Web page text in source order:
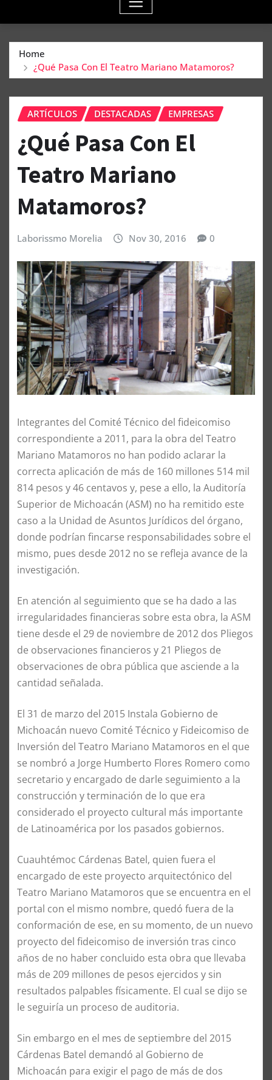
Home
¿Qué Pasa Con El Teatro Mariano Matamoros?
ARTÍCULOS DESTACADAS EMPRESAS
¿Qué Pasa Con El
Teatro Mariano
Matamoros?
Laborissmo Morelia Nov 30, 2016 0
Integrantes del Comité Técnico del fideicomiso
correspondiente a 2011, para la obra del Teatro
Mariano Matamoros no han podido aclarar la
correcta aplicación de más de 160 millones 514 mil
814 pesos y 46 centavos y, pese a ello, la Auditoría
Superior de Michoacán (ASM) no ha remitido este
caso a la Unidad de Asuntos Jurídicos del órgano,
donde podrían fincarse responsabilidades sobre el
mismo, pues desde 2012 no se refleja avance de la
investigación.
En atención al seguimiento que se ha dado a las
irregularidades financieras sobre esta obra, la ASM
tiene desde el 29 de noviembre de 2012 dos Pliegos
de observaciones financieros y 21 Pliegos de
observaciones de obra pública que asciende a la
cantidad señalada.
El 31 de marzo del 2015 Instala Gobierno de
Michoacán nuevo Comité Técnico y Fideicomiso de
Inversión del Teatro Mariano Matamoros en el que
se nombró a Jorge Humberto Flores Romero como
secretario y encargado de darle seguimiento a la
construcción y terminación de lo que era
considerado el proyecto cultural más importante
de Latinoamérica por los pasados gobiernos.
Cuauhtémoc Cárdenas Batel, quien fuera el
encargado de este proyecto arquitectónico del
Teatro Mariano Matamoros que se encuentra en el
portal con el mismo nombre, quedó fuera de la
conformación de ese, en su momento, de un nuevo
proyecto del fideicomiso de inversión tras cinco
años de no haber concluido esta obra que llevaba
más de 209 millones de pesos ejercidos y sin
resultados palpables físicamente. El cual se dijo se
le seguiría un proceso de auditoria.
Sin embargo en el mes de septiembre del 2015
Cárdenas Batel demandó al Gobierno de
Michoacán para exigir el pago de más de dos